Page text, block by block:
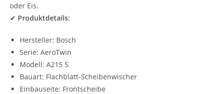
oder Eis.
✔ Produktdetails:
Hersteller: Bosch
Serie: AeroTwin
Modell: A215 S
Bauart: Flachblatt-Scheibenwischer
Einbauseite: Frontscheibe